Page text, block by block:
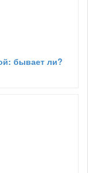
бывает ли?